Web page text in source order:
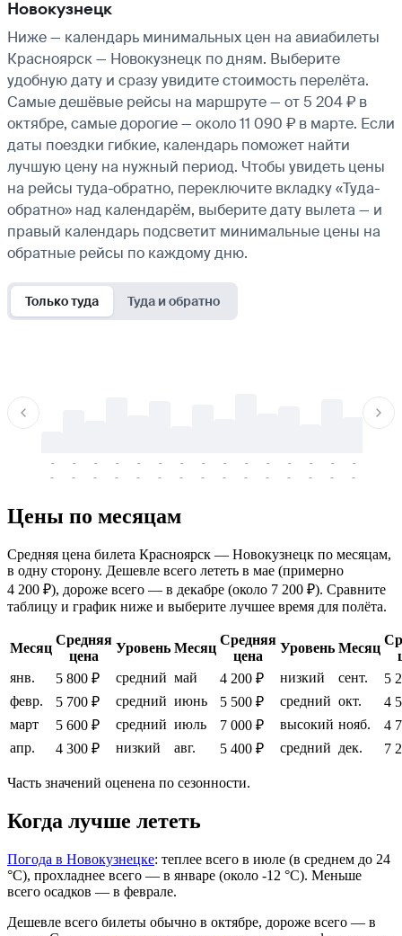
Новокузнецк
Ниже — календарь минимальных цен на авиабилеты
Красноярск — Новокузнецк по дням. Выберите
удобную дату и сразу увидите стоимость перелёта.
Самые дешёвые рейсы на маршруте — от 5 204 ₽ в
октябре, самые дорогие — около 11 090 ₽ в марте. Если
даты поездки гибкие, календарь поможет найти
лучшую цену на нужный период. Чтобы увидеть цены
на рейсы туда-обратно, переключите вкладку «Туда-
обратно» над календарём, выберите дату вылета — и
правый календарь подсветит минимальные цены на
обратные рейсы по каждому дню.
Только туда Туда и обратно
-
-
-
-
-
-
-
-
-
-
-
-
-
-
-
-
-
-
-
-
-
-
-
-
-
-
-
-
-
-
Цены по месяцам
Средняя цена билета Красноярск — Новокузнецк по месяцам,
в одну сторону. Дешевле всего лететь в мае (примерно
4 200 ₽), дороже всего — в декабре (около 7 200 ₽). Сравните
таблицу и график ниже и выберите лучшее время для полёта.
Месяц
Средняя
цена
Уровень Месяц
Средняя
цена
Уровень Месяц
янв.
5 800 ₽ средний май 4 200 ₽ низкий сент.
5
февр.
5 700 ₽ средний июнь 5 500 ₽ средний окт.
4
март
5 600 ₽ средний июль 7 000 ₽ высокий нояб.
4
апр.
4 300 ₽ низкий авг. 5 400 ₽ средний дек. 7
Часть значений оценена по сезонности.
Когда лучше лететь
Погода в Новокузнецке: теплее всего в июле (в среднем до 24
°C), прохладнее всего — в январе (около -12 °C). Меньше
всего осадков — в феврале.
Дешевле всего билеты обычно в октябре, дороже всего — в